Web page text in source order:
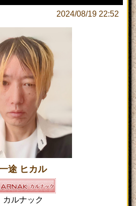
4柱が、あき様よりプレゼント
が、nana様よりプレゼントさ
ました
加藤 優希さんにアペプの紋
1柱が、匿名様よりプレゼント
れました
松岡 京助さんにラーの紋章5
が、トリックオアトリート様
りプレゼントされました
高杉 怜太さんにアペプの紋
2柱が、通りすがり様よりプレ
ントされました
松岡 京助さんにクヌムの紋
2柱が、匿名希望様よりプレゼ
2024/08/19 22:52
途 ヒカル
カルナック